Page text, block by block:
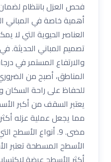
أهمية خاصة في المباني
العناصر الحيوية التي لا
تصميم المباني الحديثة.
والارتفاع المستمر في
المناطق، أصبح من
للحفاظ على راحة السكان
يعتبر السقف من أكبر
مما يجعل عملية عزله
الأسطح المسطحة تعتبر